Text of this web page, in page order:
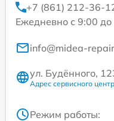
+7 (861) 212-36-
Ежедневно с 9:00
info@midea-
ул. Будённого,
Адрес сервисного
Режим работы: